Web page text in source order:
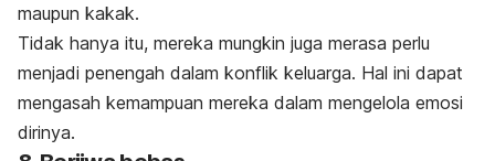
maupun kakak.
Tidak hanya itu, mereka mungkin juga merasa perlu
menjadi penengah dalam konflik keluarga. Hal ini dapat
mengasah kemampuan mereka dalam mengelola emosi
dirinya.